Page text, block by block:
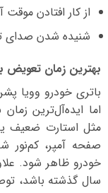
از کار افتادن
شنیده شدن صدای
بهترین زمان تعویض
اما ایده‌آل‌ترین
مثل استارت ضعیف
صفحه آمپر، کم‌نور
سال گذشته باشد،